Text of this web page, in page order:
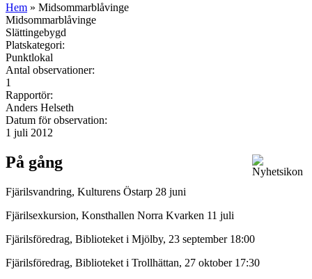
Hem » Midsommarblåvinge
Midsommarblåvinge
Slättingebygd
Platskategori:
Punktlokal
Antal observationer:
1
Rapportör:
Anders Helseth
Datum för observation:
1 juli 2012
På gång
Fjärilsvandring, Kulturens Östarp 28 juni
Fjärilsexkursion, Konsthallen Norra Kvarken 11 juli
Fjärilsföredrag, Biblioteket i Mjölby, 23 september 18:00
Fjärilsföredrag, Biblioteket i Trollhättan, 27 oktober 17:30